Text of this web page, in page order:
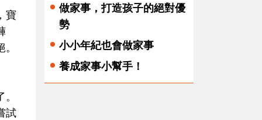
寶
試
做家事，打造孩子的絕對優
勢
小小年紀也會做家事
養成家事小幫手！